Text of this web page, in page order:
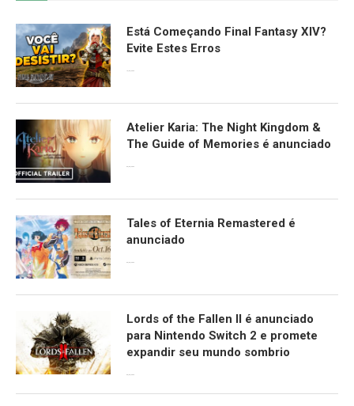
Está Começando Final Fantasy XIV?
Evite Estes Erros
Atelier Karia: The Night Kingdom &
The Guide of Memories é anunciado
Tales of Eternia Remastered é
anunciado
Lords of the Fallen II é anunciado
para Nintendo Switch 2 e promete
expandir seu mundo sombrio